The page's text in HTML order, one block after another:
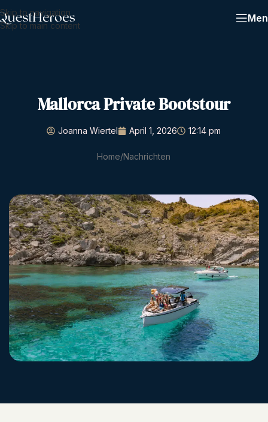
Skip to navigation
Skip to main content
Mallorca Private Bootstour
Joanna Wiertel April 1, 2026 12:14 pm
Home Nachrichten